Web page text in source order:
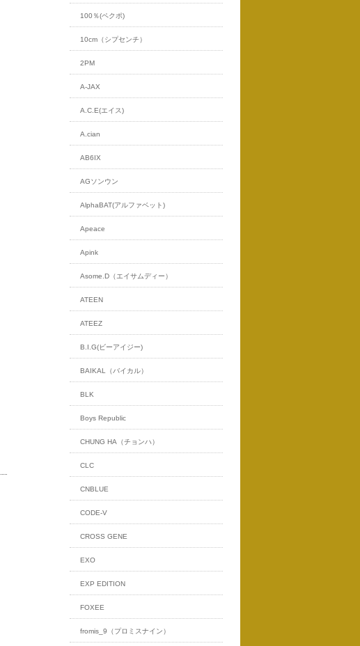
100％(ペクポ)
10cm（シプセンチ）
2PM
A-JAX
A.C.E(エイス)
A.cian
AB6IX
AGソンウン
AlphaBAT(アルファベット)
Apeace
Apink
Asome.D（エイサムディー）
ATEEN
ATEEZ
B.I.G(ビーアイジー)
BAIKAL（バイカル）
BLK
Boys Republic
CHUNG HA（チョンハ）
CLC
CNBLUE
CODE-V
CROSS GENE
EXO
EXP EDITION
FOXEE
fromis_9（プロミスナイン）